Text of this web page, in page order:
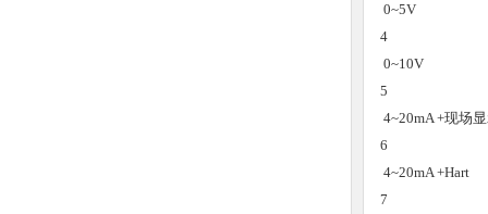
0~5V
4
0~10V
5
4~20mA +现场
6
4~20mA +Hart
7